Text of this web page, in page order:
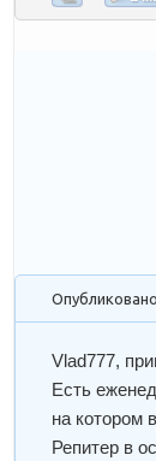
Vlad777,
Есть
на котором
Репитер в